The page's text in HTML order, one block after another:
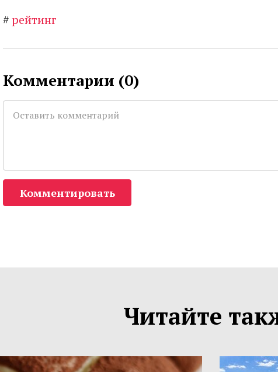
#рейтинг
Комментарии (0)
Комментировать
Читайте